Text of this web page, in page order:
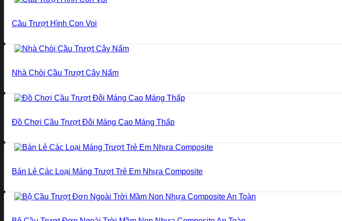
Cầu Trượt Hình Con Voi
Nhà Chòi Cầu Trượt Cây Nấm
Đồ Chơi Cầu Trượt Đôi Máng Cao Máng Thấp
Bán Lẻ Các Loại Máng Trượt Trẻ Em Nhựa Composite